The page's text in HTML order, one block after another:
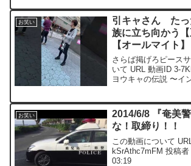
お笑い
引キャさん たっ
族に立ち向かう【
【オールマイト
ォルム】【僕ヒ
伝説】
さらば掲げろピース
いて URL 動画ID 3-
ヨウキャの伝説 〜イ
お笑い
2014/6/8 『奄美
な！取締り！！
この動画について
kSrAthc7mFM 投稿
03:19